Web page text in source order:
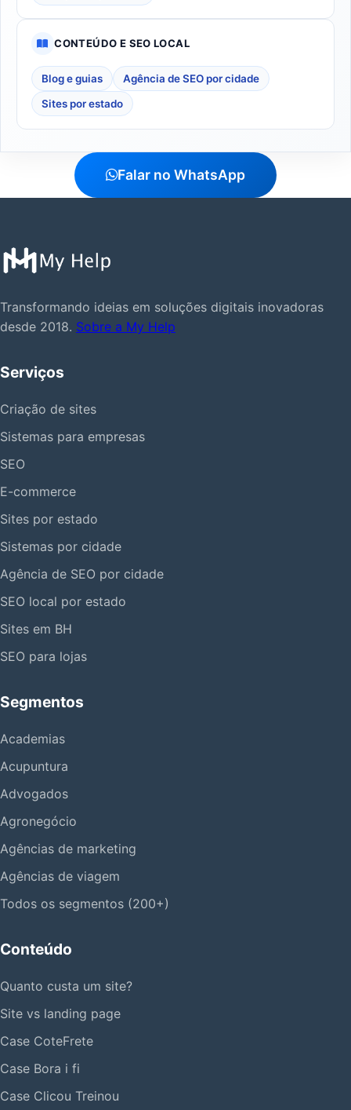
CONTEÚDO E SEO LOCAL
Blog e guias Agência de SEO por cidade
Sites por estado
Falar no WhatsApp
Transformando ideias em soluções digitais inovadoras
desde 2018. Sobre a My Help
Serviços
Criação de sites
Sistemas para empresas
SEO
E-commerce
Sites por estado
Sistemas por cidade
Agência de SEO por cidade
SEO local por estado
Sites em BH
SEO para lojas
Segmentos
Academias
Acupuntura
Advogados
Agronegócio
Agências de marketing
Agências de viagem
Todos os segmentos (200+)
Conteúdo
Quanto custa um site?
Site vs landing page
Case CoteFrete
Case Bora i fi
Case Clicou Treinou